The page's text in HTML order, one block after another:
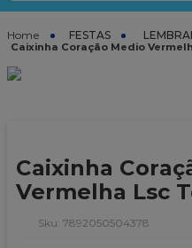
FESTAS
Caixinha Coração Medio
Caixinha
Vermelha Lsc
: 7892050504378
TERMOS MAIS BUSCADOS
caixa
6